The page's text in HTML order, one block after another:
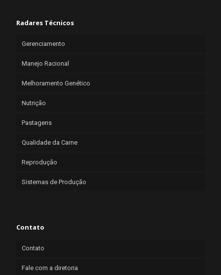
Radares Técnicos
Gerenciamento
Manejo Racional
Melhoramento Genético
Nutrição
Pastagens
Qualidade da Carne
Reprodução
Sistemas de Produção
Contato
Contato
Fale com a diretoria